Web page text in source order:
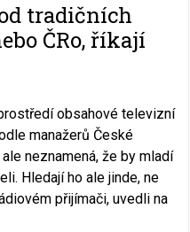
tradičních
ČRo, říkají
obsahové televizní
manažerů České
neznamená, že by mladí
Hledají ho ale jinde, ne
přijímači, uvedli na